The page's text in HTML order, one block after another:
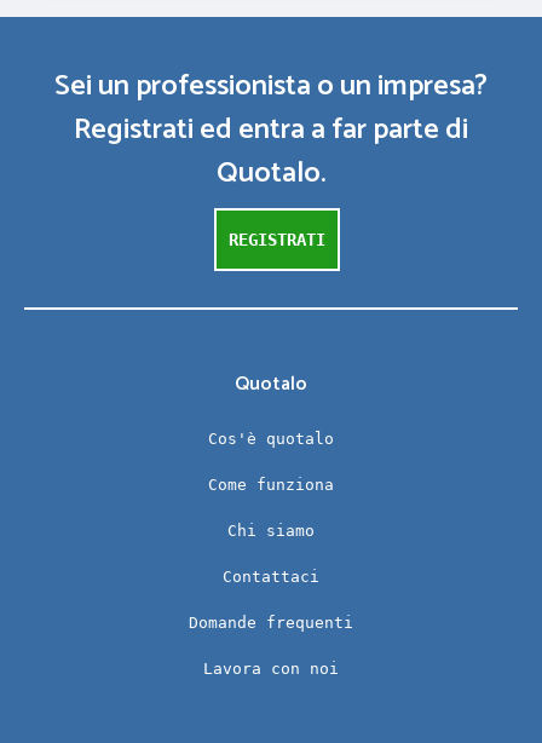
Sei un professionista o un impresa?
Registrati ed entra a far parte di
Quotalo.
REGISTRATI
Quotalo
Cos'è quotalo
Come funziona
Chi siamo
Contattaci
Domande frequenti
Lavora con noi